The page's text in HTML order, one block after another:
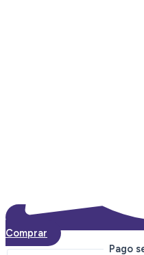
Comprar
Pago